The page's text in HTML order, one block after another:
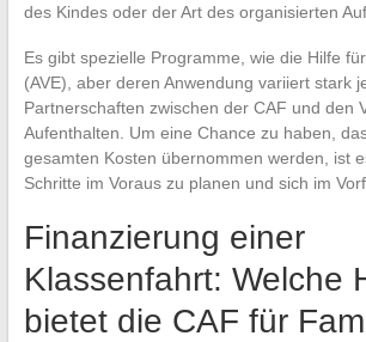
des Kindes oder der Art des organisierten
Es gibt spezielle Programme, wie die Hilfe
(AVE), aber deren Anwendung variiert stark
Partnerschaften zwischen der CAF und den
Aufenthalten. Um eine Chance zu haben,
gesamten Kosten übernommen werden, ist
Schritte im Voraus zu planen und sich im
Finanzierung einer
Klassenfahrt: Welche
bietet die CAF für